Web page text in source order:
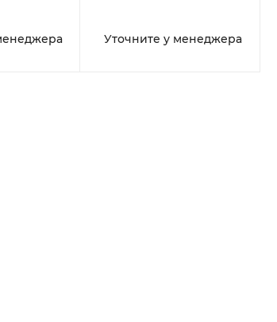
Уточните у менеджера